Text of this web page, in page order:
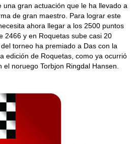
una gran actuación que le ha llevado a
de gran maestro. Para lograr este
ahora llegar a los 2500 puntos
2466 y en Roquetas sube casi 20
torneo ha premiado a Das con la
edición de Roquetas, como ya ocurrió
noruego Torbjon Ringdal Hansen.